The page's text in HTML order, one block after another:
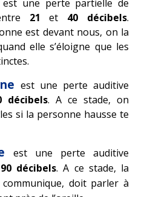
est une perte partielle de
21 et 40 décibels.
est devant nous, on la
elle s’éloigne que les
est une perte auditive
décibels. A ce stade, on
si la personne hausse te
est une perte auditive
90 décibels. A ce stade, la
doit parler à